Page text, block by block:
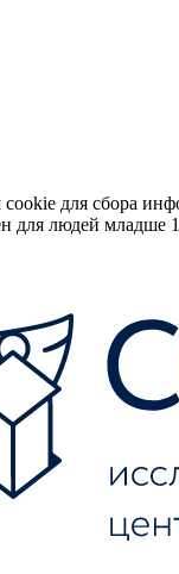
для сбора
для людей младше